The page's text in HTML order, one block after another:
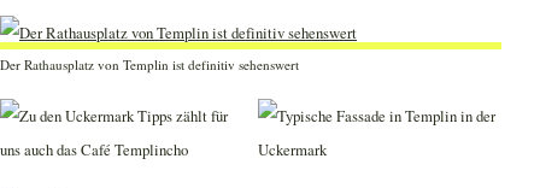
Der Rathausplatz von Templin ist definitiv sehenswert